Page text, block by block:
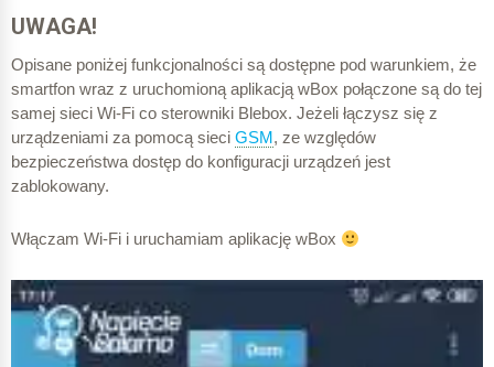
To efekt działania automatycznego tłumacza Google,
który w mojej przeglądarce jest włączony
Czytam co klikam
Na tym etapie mam dostęp do regulaminu, który jest
napisany w zrozumiały sposób
UWAGA!
Opisane poniżej funkcjonalności są dostępne pod warunkiem, że
smartfon wraz z uruchomioną aplikacją wBox połączone są do tej
samej sieci Wi-Fi co sterowniki Blebox. Jeżeli łączysz się z
urządzeniami za pomocą sieci GSM, ze względów
bezpieczeństwa dostęp do konfiguracji urządzeń jest
zablokowany.
Włączam Wi-Fi i uruchamiam aplikację wBox